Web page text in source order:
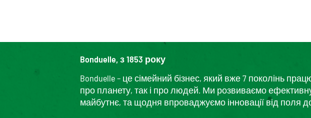
Bonduelle, з 1853 року
Bonduelle – це сімейний бізнес, який вже 7 поколінь
про планету, так і про людей. Ми розвиваємо
майбутнє, та щодня впроваджуємо інновації від поля